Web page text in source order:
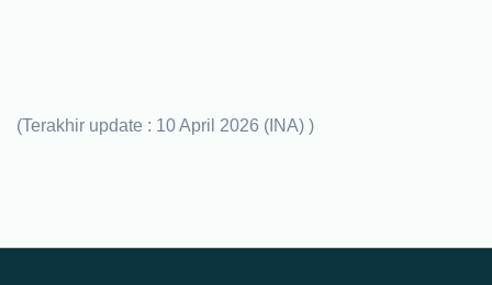
(Terakhir update : 10 April 2026 (INA) )